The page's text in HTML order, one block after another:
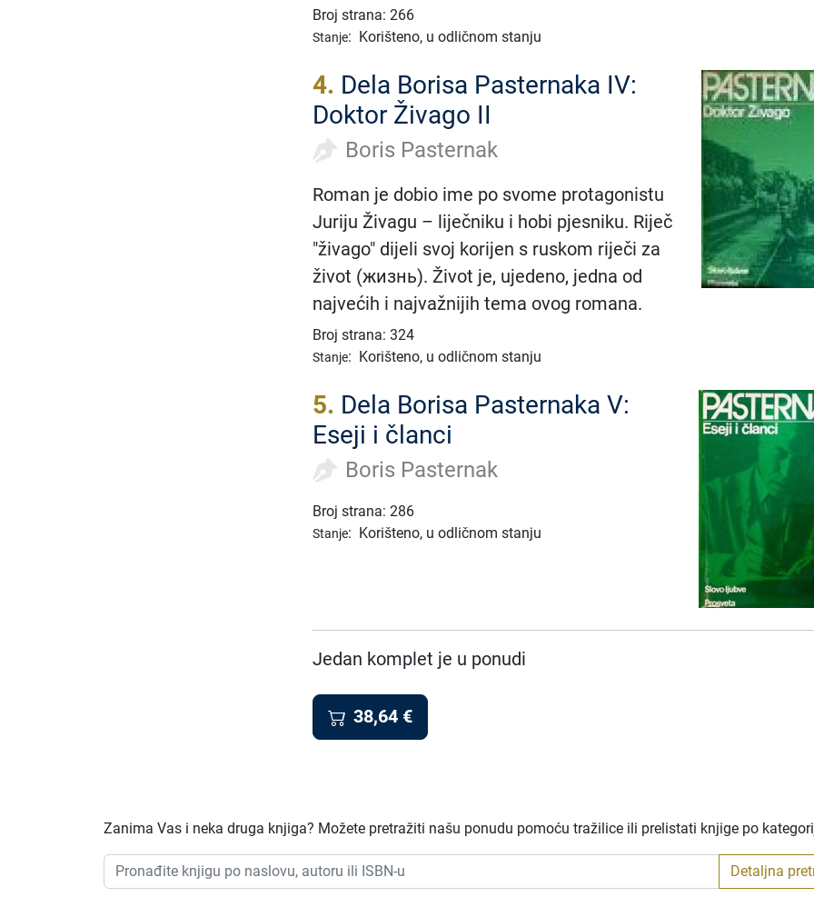
Broj strana: 266
Stanje: Korišteno, u odličnom stanju
4. Dela Borisa Pasternaka IV:
Doktor Živago II
Boris Pasternak
Roman je dobio ime po svome protagonistu
Juriju Živagu – liječniku i hobi pjesniku. Riječ
"živago" dijeli svoj korijen s ruskom riječi za
život (жизнь). Život je, ujedeno, jedna od
najvećih i najvažnijih tema ovog romana.
Broj strana: 324
Stanje: Korišteno, u odličnom stanju
5. Dela Borisa Pasternaka V:
Eseji i članci
Boris Pasternak
Broj strana: 286
Stanje: Korišteno, u odličnom stanju
Jedan komplet je u ponudi
38,64 €
Zanima Vas i neka druga knjiga? Možete pretražiti našu ponudu pomoću tražilice ili prelistati knjige po
Detaljna